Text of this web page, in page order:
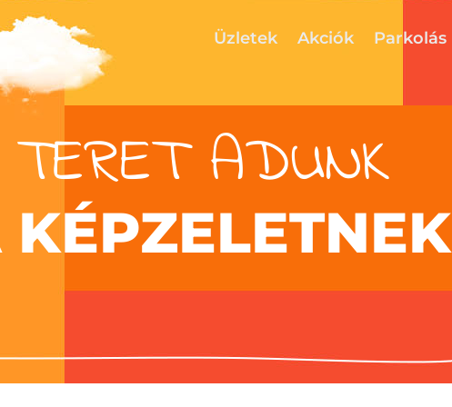
Üzletek Akciók Parkolás
TERET ADUNK